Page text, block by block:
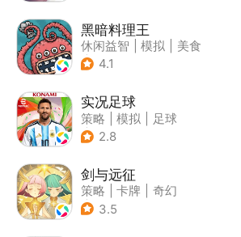
黑暗料理王
休闲益智 模拟
美食
| 卡通
4.1
实况足球
策略 模拟
足球
| 实况足球
2.8
剑与远征
策略 卡牌
奇幻
| 动漫
3.5